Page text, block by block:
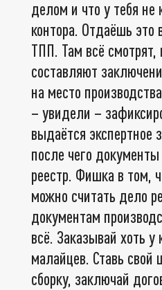
делом и что у тебя не
контора. Отдаёшь это
ТПП. Там всё смотрят,
составляют
на место
– увидели –
выдаётся экспертное
после чего
реестр. Фишка в том,
можно считать дело
документам
всё. Заказывай хоть у
малайцев. Ставь
сборку, заключай